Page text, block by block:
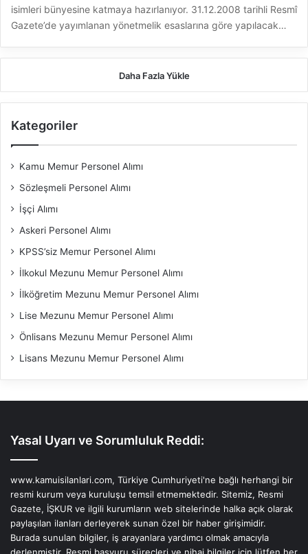
isimleri bünyesine katmaya hazırlanıyor. 31.12.2008 tarihli Resmî
Gazete’de yayımlanan yönetmelik esaslarına göre yapılacak…
Daha Fazla Yükle
Kategoriler
Kamu Memur Personel Alımı
Sözleşmeli Personel Alımı
İşçi Alımı
Askeri Personel Alımı
KPSS’siz Memur Personel Alımı
İlkokul Mezunu Memur Personel Alımı
İlköğretim Mezunu Memur Personel Alımı
Lise Mezunu Memur Personel Alımı
Önlisans Mezunu Memur Personel Alımı
Lisans Mezunu Memur Personel Alımı
Yasal Uyarı ve Sorumluluk Reddi:
www.kamuisilanlari.com, Türkiye Cumhuriyeti'ne bağlı herhangi bir
resmi kurum veya kuruluşu temsil etmemektedir. Sitemiz, Resmi
Gazete, İŞKUR ve ilgili kurumların web sitelerinde halka açık olarak
paylaşılan ilanları derleyerek sunan özel bir haber girişimidir.
Burada sunulan bilgiler, iş arayanlara yardımcı olmak amacıyla